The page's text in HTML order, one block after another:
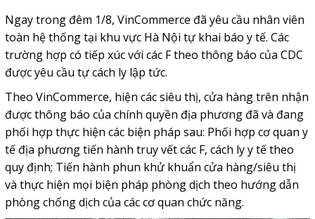
Ngay trong đêm 1/8, VinCommerce đã yêu cầu nhân viên
toàn hệ thống tại khu vực Hà Nội tự khai báo y tế. Các
trường hợp có tiếp xúc với các F theo thông báo của CDC
được yêu cầu tự cách ly lập tức.
Theo VinCommerce, hiện các siêu thị, cửa hàng trên nhận
được thông báo của chính quyền địa phương đã và đang
phối hợp thực hiện các biện pháp sau: Phối hợp cơ quan y
tế địa phương tiến hành truy vết các F, cách ly y tế theo
quy định; Tiến hành phun khử khuẩn cửa hàng/siêu thị
và thực hiện mọi biện pháp phòng dịch theo hướng dẫn
phòng chống dịch của các cơ quan chức năng.